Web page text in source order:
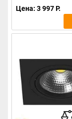
Цена: 3 997 Р.